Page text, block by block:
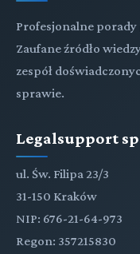
Profesjonalne
Zaufane źródło
zespół
sprawie.
Legalsupport
ul. Św. Filipa 23/3
31-150 Kraków
NIP: 676-21-64-973
Regon: 357215830